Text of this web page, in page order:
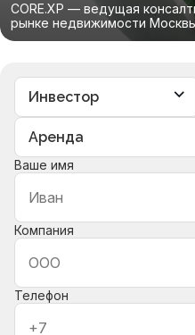
CORE.XP — ведущая
рынке недвижимости
Ваше имя
Компания
Телефон